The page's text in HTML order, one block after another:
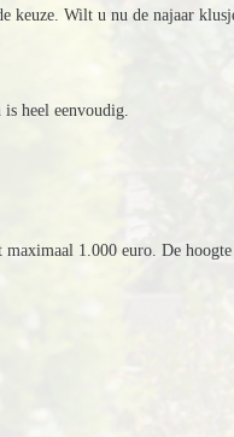
keuze. Wilt u nu de najaar
heel eenvoudig.
1.000 euro. De